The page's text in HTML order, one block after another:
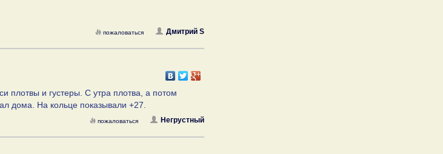
Дмитрий S
пожаловаться
плотвы и густеры. С утра плотва, а потом
дома. На кольце показывали +27.
Негрустный
пожаловаться